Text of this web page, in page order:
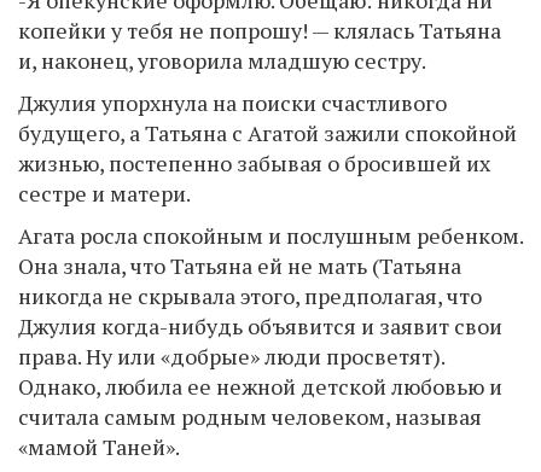
копейки у тебя не попрошу! — клялась Татьяна
и, наконец, уговорила младшую сестру.
Джулия упорхнула на поиски счастливого
будущего, а Татьяна с Агатой зажили спокойной
жизнью, постепенно забывая о бросившей их
сестре и матери.
Агата росла спокойным и послушным ребенком.
Она знала, что Татьяна ей не мать (Татьяна
никогда не скрывала этого, предполагая, что
Джулия когда-нибудь объявится и заявит свои
права. Ну или «добрые» люди просветят).
Однако, любила ее нежной детской любовью и
считала самым родным человеком, называя
«мамой Таней».